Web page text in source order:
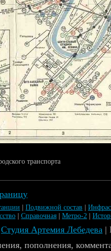
транспорта
Подвижной состав
Справочная Метро-2
Студия Артемия Лебедева |
пополнения,